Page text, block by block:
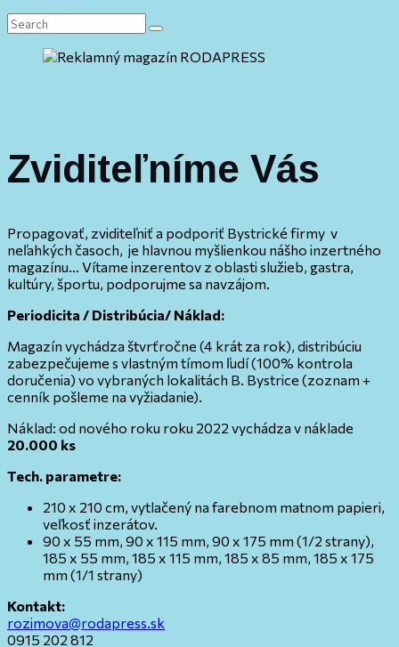
Zviditeľníme Vás
Propagovať, zviditeľniť a podporiť Bystrické firmy v
neľahkých časoch, je hlavnou myšlienkou nášho inzertného
magazínu… Vítame inzerentov z oblasti služieb, gastra,
kultúry, športu, podporujme sa navzájom.
Periodicita / Distribúcia/ Náklad:
Magazín vychádza štvrťročne (4 krát za rok), distribúciu
zabezpečujeme s vlastným tímom ľudí (100% kontrola
doručenia) vo vybraných lokalitách B. Bystrice (zoznam +
cenník pošleme na vyžiadanie).
Náklad: od nového roku roku 2022 vychádza v náklade
20.000 ks
Tech. parametre:
210 x 210 cm, vytlačený na farebnom matnom papieri,
veľkosť inzerátov.
90 x 55 mm, 90 x 115 mm, 90 x 175 mm (1/2 strany),
185 x 55 mm, 185 x 115 mm, 185 x 85 mm, 185 x 175
mm (1/1 strany)
Kontakt:
rozimova@rodapress.sk
0915 202 812